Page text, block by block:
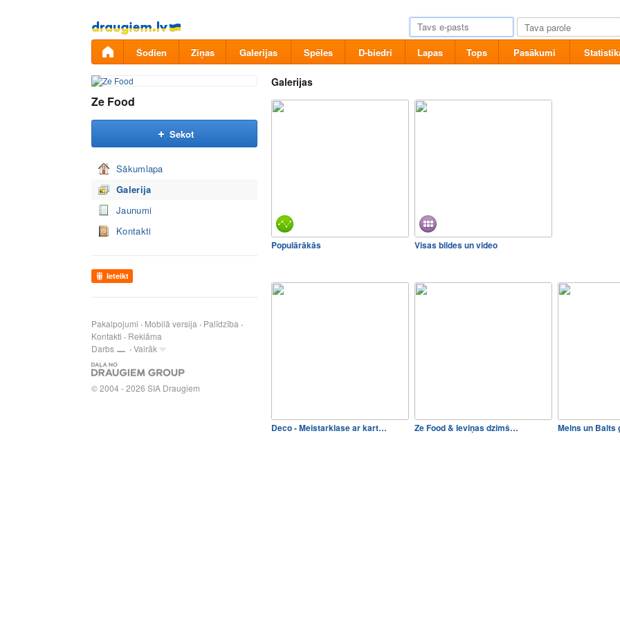
Pāriet
uz
saturu
Šodien Ziņas Galerijas Spēles D-biedri Lapas Tops Pasākumi
Ze Food
Sekot
Sākumlapa
Galerija
Jaunumi
Kontakti
Ieteikt
Pakalpojumi Mobilā versija
Palīdzība
Kontakti
Reklāma
Darbs
Vairāk
© 2004 - 2026 SIA Draugiem
Galerijas
Populārākās Visas bildes un video
Deco - Meistarklase ar kart… Ze Food & Ieviņas dzimš… Melns un Balts